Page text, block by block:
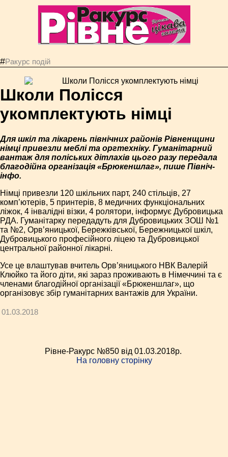
#Ракурс подій
Школи Полісся
укомплектують німці
Для шкіл та лікарень північних районів Рівненщини
німці привезли меблі та оргтехніку. Гуманітарний
вантаж для поліських дітлахів цього разу передала
благодійна організація «Брюкеншлаг», пише Північ-
інфо.
Німці привезли 120 шкільних парт, 240 стільців, 27
комп’ютерів, 5 принтерів, 8 медичних функціональних
ліжок, 4 інвалідні візки, 4 ролятори, інформує Дубровицька
РДА. Гуманітарку передадуть для Дубровицьких ЗОШ №1
та №2, Орв’яницької, Бережківської, Бережницької шкіл,
Дубровицького професійного ліцею та Дубровицької
центральної районної лікарні.
Усе це влаштував вчитель Орв’я­ницького НВК Валерій
Клюйко та його діти, які зараз проживають в Німеччині та є
членами благодійної організації «Брюкеншлаг», що
організовує збір гуманітарних вантажів для України.
01.03.2018
Рівне-Ракурс №850 від 01.03.2018p.
На головну сторінку